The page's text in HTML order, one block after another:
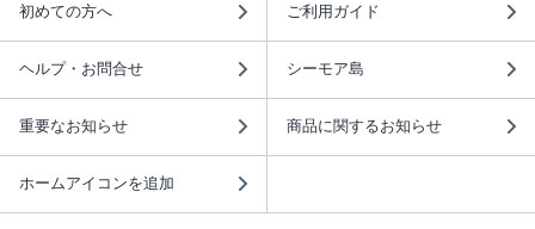
初めての方へ ご利用ガイド
ヘルプ・お問合せ シーモア島
重要なお知らせ 商品に関するお知らせ
ホームアイコンを追加